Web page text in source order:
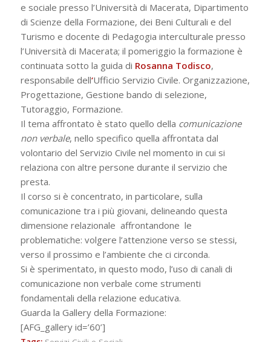
e sociale presso l’Università di Macerata, Dipartimento
di Scienze della Formazione, dei Beni Culturali e del
Turismo e docente di Pedagogia interculturale presso
l’Università di Macerata; il pomeriggio la formazione è
continuata sotto la guida di Rosanna Todisco,
responsabile dell‘Ufficio Servizio Civile. Organizzazione,
Progettazione, Gestione bando di selezione,
Tutoraggio, Formazione.
Il tema affrontato è stato quello della comunicazione
non verbale, nello specifico quella affrontata dal
volontario del Servizio Civile nel momento in cui si
relaziona con altre persone durante il servizio che
presta.
Il corso si è concentrato, in particolare, sulla
comunicazione tra i più giovani, delineando questa
dimensione relazionale affrontandone le
problematiche: volgere l’attenzione verso se stessi,
verso il prossimo e l’ambiente che ci circonda.
Si è sperimentato, in questo modo, l’uso di canali di
comunicazione non verbale come strumenti
fondamentali della relazione educativa.
Guarda la Gallery della Formazione:
[AFG_gallery id=’60’]